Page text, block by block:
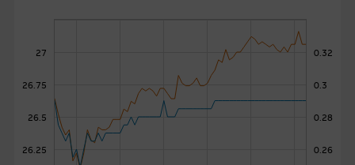
0.26
0.28
0.3
0.32
26.25
26.5
26.75
27